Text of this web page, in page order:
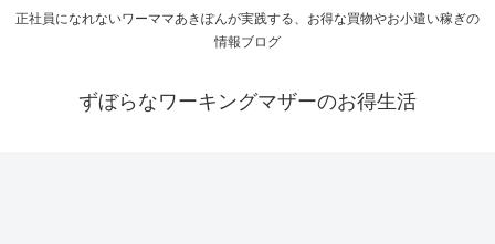
正社員になれないワーママあきぽんが実践する、お得な買物やお小遣い稼ぎの
情報ブログ
ずぼらなワーキングマザーのお得生活